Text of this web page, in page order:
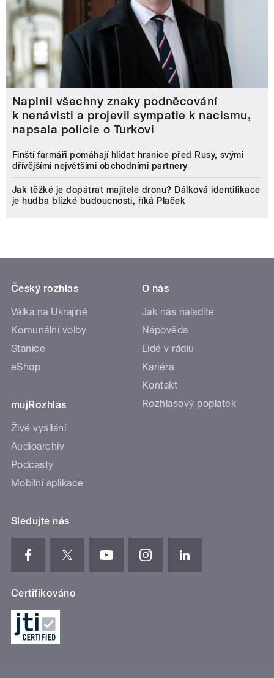
Naplnil všechny znaky podněcování
k nenávisti a projevil sympatie k nacismu,
napsala policie o Turkovi
Finští farmáři pomáhají hlídat hranice před Rusy, svými
dřívějšími největšími obchodními partnery
Jak těžké je dopátrat majitele dronu? Dálková identifikace
je hudba blízké budoucnosti, říká Plaček
Český rozhlas
Válka na Ukrajině
Komunální volby
Stanice
eShop
mujRozhlas
Živé vysílání
Audioarchiv
Podcasty
Mobilní aplikace
O nás
Jak nás naladíte
Nápověda
Lidé v rádiu
Kariéra
Kontakt
Rozhlasový poplatek
Sledujte nás
Certifikováno